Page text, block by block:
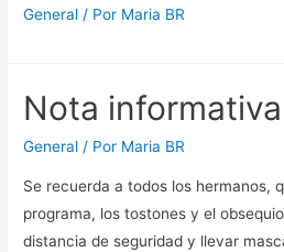
General / Por Maria BR
Nota informativa
General / Por Maria BR
Se recuerda a todos los hermanos,
programa, los tostones y el
distancia de seguridad y llevar